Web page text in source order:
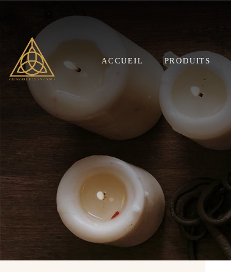
ACCUEIL PRODUITS